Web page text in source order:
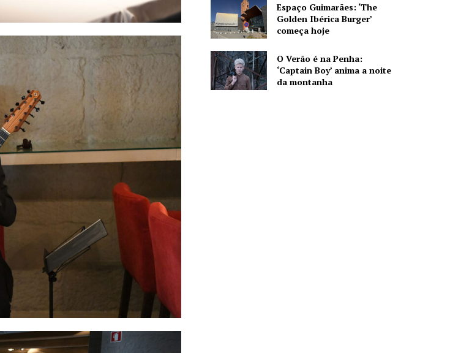
Institucional
Artigos
Edição Digital
Grande Entrevista
Publicidade
Quero ser Assinante
Espaço Guimarães: ‘The
Golden Ibérica Burger’
começa hoje
O Verão é na Penha:
‘Captain Boy’ anima a noite
da montanha